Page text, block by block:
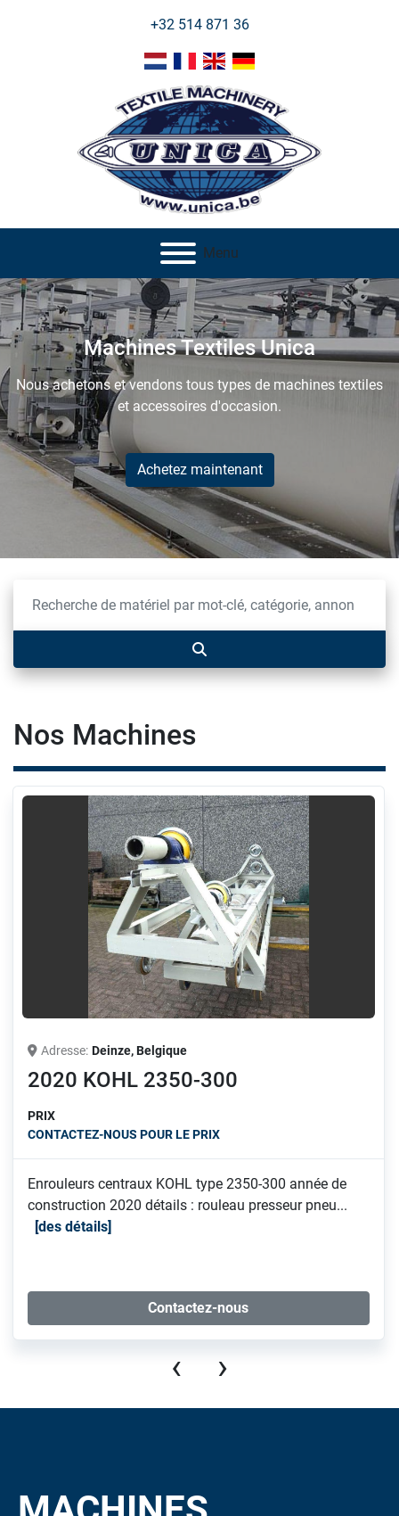
+32 514 871 36
Menu
Machines Textiles Unica
Nous achetons et vendons tous types de machines textiles
et accessoires d'occasion.
Achetez maintenant
Nos Machines
Adresse Deinze, Belgique
2020 KOHL 2350-300
PRIX
CONTACTEZ-NOUS POUR LE PRIX
Enrouleurs centraux KOHL type 2350-300 année de
construction 2020 détails : rouleau presseur pneu...
des détails
Contactez-nous
‹ ›